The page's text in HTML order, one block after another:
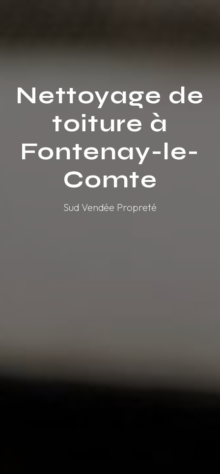
Nettoyage de
toiture à
Fontenay-le-
Comte
Sud Vendée Propreté